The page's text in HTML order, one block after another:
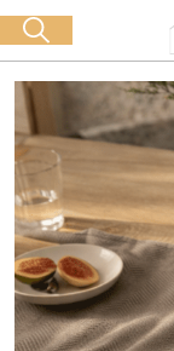
Livraison offerte dès 60€